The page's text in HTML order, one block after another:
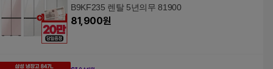
B9KF235 렌탈 5년의무 81900
81,900원